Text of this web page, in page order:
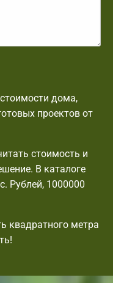
дома,
проектов от
стоимость и
В каталоге
Рублей, 1000000
квадратного метра